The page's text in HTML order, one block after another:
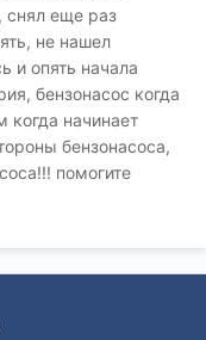
снял еще раз
не нашел
и опять начала
бензонасос когда
когда начинает
бензонасоса,
помогите